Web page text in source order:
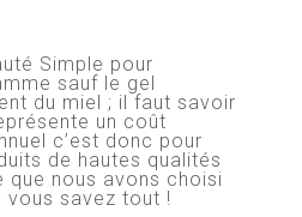
Simple pour
sauf le gel
du miel ; il faut savoir
un coût
c’est donc pour
de hautes qualités
que nous avons choisi
vous savez tout !